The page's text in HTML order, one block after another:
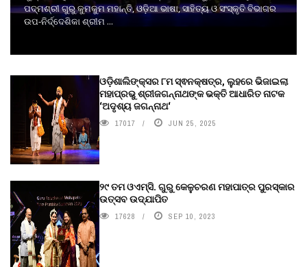
ପଦ୍ମଶ୍ରୀ ଗୁରୁ କୁମକୁମ ମହାନ୍ତି, ଓଡ଼ିଆ ଭାଷା, ସାହିତ୍ୟ ଓ ସଂସ୍କୃତି ବିଭାଗର
ଉପ-ନିର୍ଦ୍ଦେଶିକା ଶ୍ରୀମ ...
ଓଡ଼ିଶାଲିଙ୍କ୍ସର ୮ମ ସ୍ଵନକ୍ଷତ୍ର, ଲୁହରେ ଭିଜାଇଲା
ମହାପ୍ରଭୁ ଶ୍ରୀଜଗନ୍ନାଥଙ୍କ ଭକ୍ତି ଆଧାରିତ ନାଟକ
‘ଅଦୃଶ୍ୟ ଜଗନ୍ନାଥ‘
17017 JUN 25, 2025
୨୯ ତମ ଓଏମ୍‌ସି. ଗୁରୁ କେଳୁଚରଣ ମହାପାତ୍ର ପୁରସ୍କାର
ଉତ୍ସବ ଉଦ୍‍ଯାପିତ
17628 SEP 10, 2023